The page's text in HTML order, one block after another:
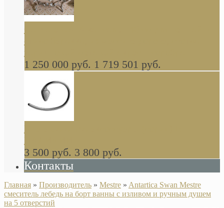
стиле барокко, из массива дерева, светло
коричневый матовый окрас + серебро
1 250 000 руб. 1 719 501 руб.
Khala Colombo аксессуары (серия) В
НАЛИЧИИ
3 500 руб. 3 800 руб.
Контакты
Главная » Производитель » Mestre » Antartica Swan Mestre
смеситель лебедь на борт ванны с изливом и ручным душем
на 5 отверстий